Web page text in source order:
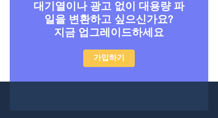
대기열이나 광고 없이 대용량 파
일을 변환하고 싶으신가요?
지금 업그레이드하세요
가입하기